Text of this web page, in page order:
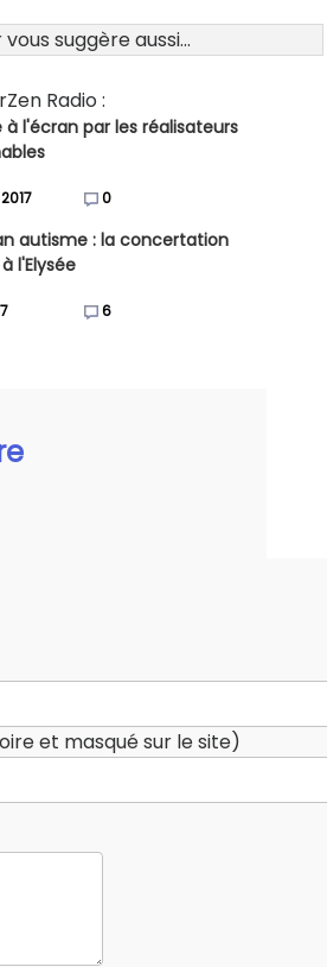
suggère aussi...
Radio :
à l'écran par les réalisateurs
0
autisme : la concertation
l'Elysée
6
et masqué sur le site)